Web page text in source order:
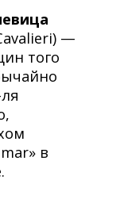
—
того
в